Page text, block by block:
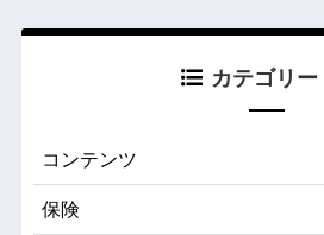
カテゴリー
コンテンツ
保険